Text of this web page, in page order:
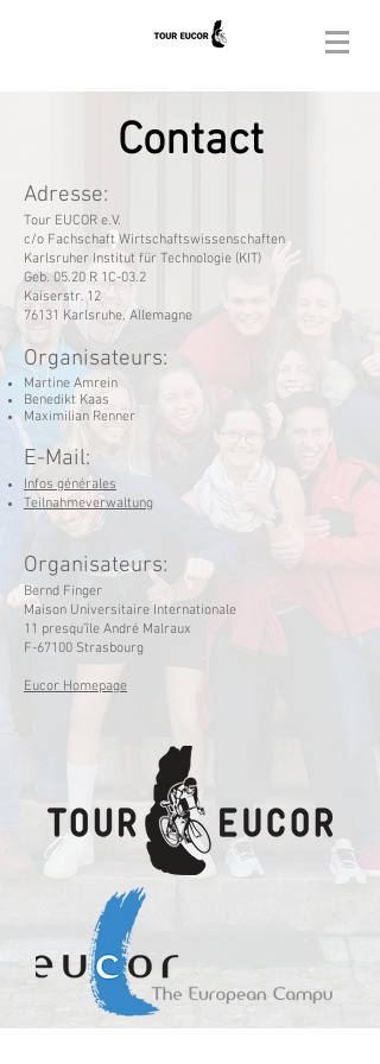
Contact
Adresse:
Tour EUCOR e.V.
c/o Fachschaft Wirtschaftswissenschaften
Karlsruher Institut für Technologie (KIT)
Geb. 05.20 R 1C-03.2
Kaiserstr. 12
76131 Karlsruhe, Allemagne
Organisateurs:
Martine Amrein
Benedikt Kaas
Maximilian Renner
E-Mail:
Infos générales
Teilnahmeverwaltung
Organisateurs:
Bernd Finger
Maison Universitaire Internationale
11 presqu’île André Malraux
F-67100 Strasbourg
Eucor Homepage